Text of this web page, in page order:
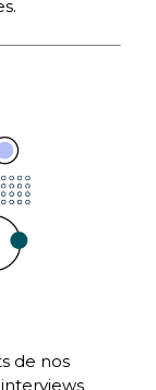
de nos